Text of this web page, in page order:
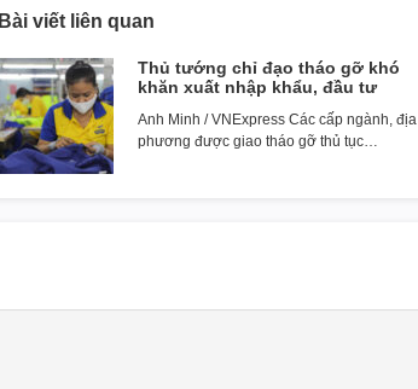
Bài viết liên quan
Thủ tướng chỉ đạo tháo gỡ khó
khăn xuất nhập khẩu, đầu tư
Anh Minh / VNExpress Các cấp ngành, địa
phương được giao tháo gỡ thủ tục…